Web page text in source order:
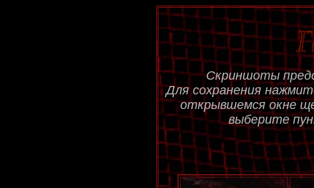
Скриншоты
Для сохранения
открывшемся окне
выберите